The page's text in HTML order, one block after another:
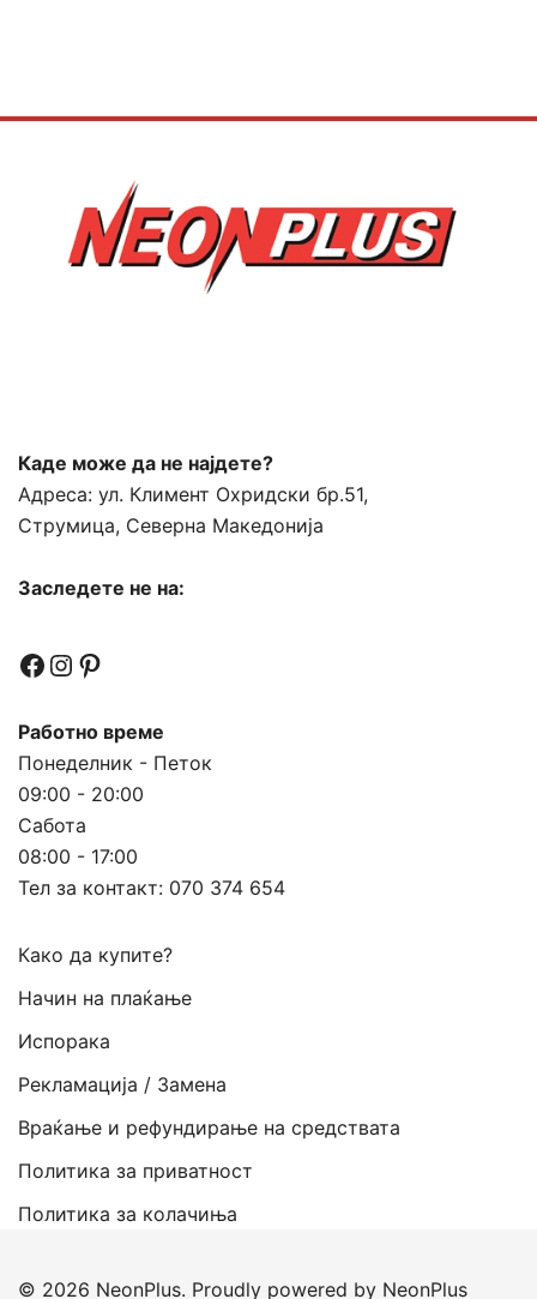
Каде може да не најдете?
Адреса: ул. Климент Охридски бр.51,
Струмица, Северна Македонија
Заследете не на:
Facebook
Instagram
Pinterest
Работно време
Понеделник - Петок
09:00 - 20:00
Сабота
08:00 - 17:00
Тел за контакт: 070 374 654
Како да купите?
Начин на плаќање
Испорака
Рекламација / Замена
Враќање и рефундирање на средствата
Политика за приватност
Политика за колачиња
© 2026 NeonPlus. Proudly powered by NeonPlus